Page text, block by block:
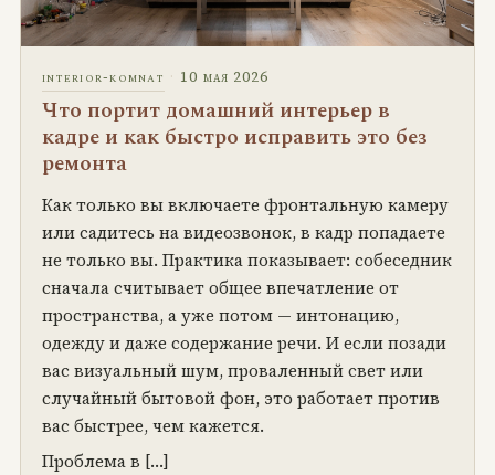
interior-komnat · 10 мая 2026
Что портит домашний интерьер в
кадре и как быстро исправить это без
ремонта
Как только вы включаете фронтальную камеру
или садитесь на видеозвонок, в кадр попадаете
не только вы. Практика показывает: собеседник
сначала считывает общее впечатление от
пространства, а уже потом — интонацию,
одежду и даже содержание речи. И если позади
вас визуальный шум, проваленный свет или
случайный бытовой фон, это работает против
вас быстрее, чем кажется.
Проблема в […]